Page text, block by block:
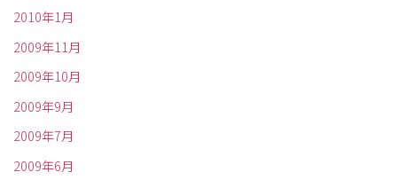
2010年1月
2009年11月
2009年10月
2009年9月
2009年7月
2009年6月